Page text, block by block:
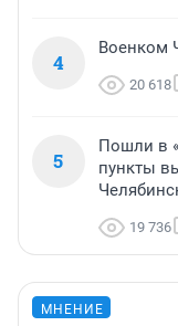
4
Военком
20 618
5
Пошли в
пункты
19 736
МНЕНИЕ